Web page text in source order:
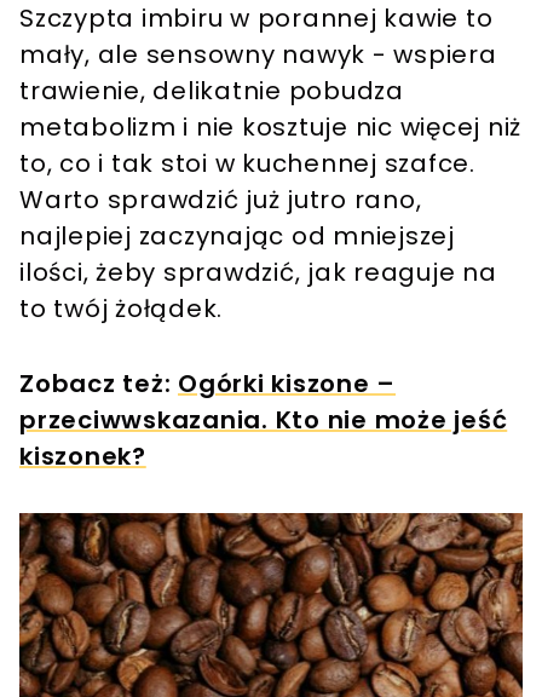
Szczypta imbiru w porannej kawie to
mały, ale sensowny nawyk - wspiera
trawienie, delikatnie pobudza
metabolizm i nie kosztuje nic więcej niż
to, co i tak stoi w kuchennej szafce.
Warto sprawdzić już jutro rano,
najlepiej zaczynając od mniejszej
ilości, żeby sprawdzić, jak reaguje na
to twój żołądek.
Zobacz też: Ogórki kiszone –
przeciwwskazania. Kto nie może jeść
kiszonek?